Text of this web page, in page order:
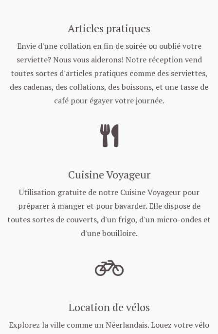
Articles pratiques
Envie d'une collation en fin de soirée ou oublié votre
serviette? Nous vous aiderons! Notre réception vend
toutes sortes d'articles pratiques comme des serviettes,
des cadenas, des collations, des boissons, et une tasse de
café pour égayer votre journée.
Cuisine Voyageur
Utilisation gratuite de notre Cuisine Voyageur pour
préparer à manger et pour bavarder. Elle dispose de
toutes sortes de couverts, d'un frigo, d'un micro-ondes et
d'une bouilloire.
Location de vélos
Explorez la ville comme un Néerlandais. Louez votre vélo